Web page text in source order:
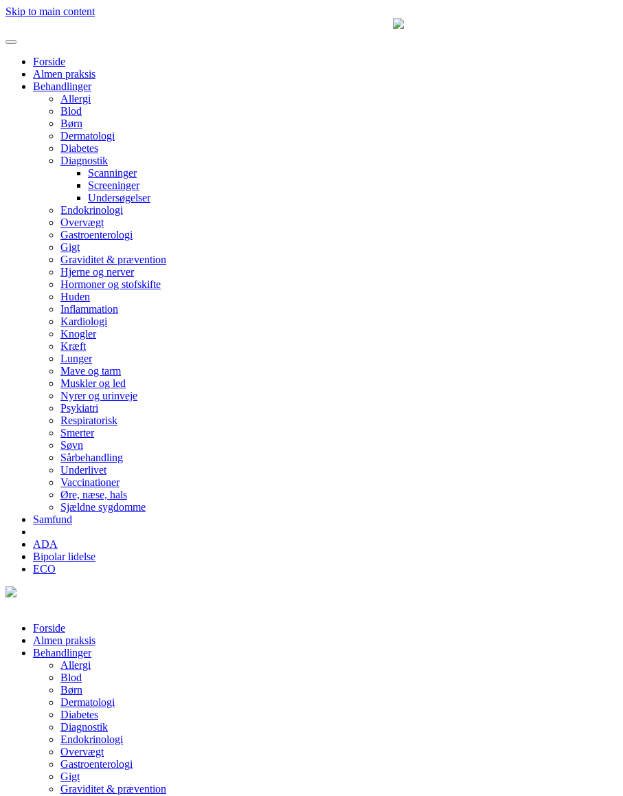
Skip to main content
Forside
Almen praksis
Behandlinger
Allergi
Blod
Børn
Dermatologi
Diabetes
Diagnostik
Scanninger
Screeninger
Undersøgelser
Endokrinologi
Overvægt
Gastroenterologi
Gigt
Graviditet & prævention
Hjerne og nerver
Hormoner og stofskifte
Huden
Inflammation
Kardiologi
Knogler
Kræft
Lunger
Mave og tarm
Muskler og led
Nyrer og urinveje
Psykiatri
Respiratorisk
Smerter
Søvn
Sårbehandling
Underlivet
Vaccinationer
Øre, næse, hals
Sjældne sygdomme
Samfund
ADA
Bipolar lidelse
ECO
Forside
Almen praksis
Behandlinger
Allergi
Blod
Børn
Dermatologi
Diabetes
Diagnostik
Endokrinologi
Overvægt
Gastroenterologi
Gigt
Graviditet & prævention